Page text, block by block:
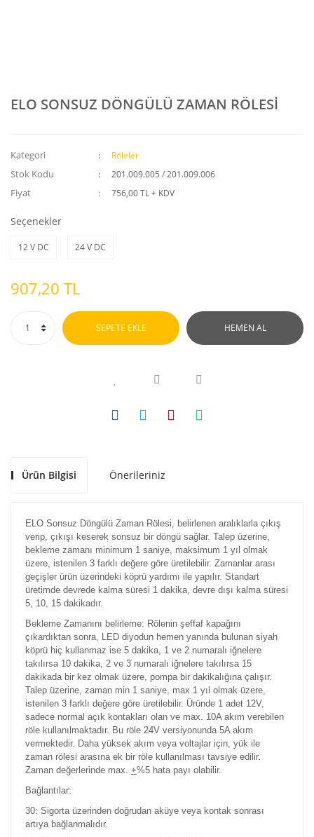
ELO SONSUZ DÖNGÜLÜ ZAMAN RÖLESİ
Kategori Röleler
Stok Kodu 201.009.005 / 201.009.006
Fiyat 756,00 TL + KDV
Seçenekler
12 V DC 24 V DC
907,20 TL
SEPETE EKLE HEMEN AL
Ürün Bilgisi Önerileriniz
ELO Sonsuz Döngülü Zaman Rölesi, belirlenen aralıklarla çıkış
verip, çıkışı keserek sonsuz bir döngü sağlar. Talep üzerine,
bekleme zamanı minimum 1 saniye, maksimum 1 yıl olmak
üzere, istenilen 3 farklı değere göre üretilebilir. Zamanlar arası
geçişler ürün üzerindeki köprü yardımı ile yapılır. Standart
üretimde devrede kalma süresi 1 dakika, devre dışı kalma süresi
5, 10, 15 dakikadır.
Bekleme Zamanını belirleme: Rölenin şeffaf kapağını
çıkardıktan sonra, LED diyodun hemen yanında bulunan siyah
köprü hiç kullanmaz ise 5 dakika, 1 ve 2 numaralı iğnelere
takılırsa 10 dakika, 2 ve 3 numaralı iğnelere takılırsa 15
dakikada bir kez olmak üzere, pompa bir dakikalığına çalışır.
Talep üzerine, zaman min 1 saniye, max 1 yıl olmak üzere,
istenilen 3 farklı değere göre üretilebilir. Üründe 1 adet 12V,
sadece normal açık kontakları olan ve max. 10A akım verebilen
röle kullanılmaktadır. Bu röle 24V versiyonunda 5A akım
vermektedir. Daha yüksek akım veya voltajlar için, yük ile
zaman rölesi arasına ek bir röle kullanılması tavsiye edilir.
Zaman değerlerinde max. +%5 hata payı olabilir.
Bağlantılar:
30: Sigorta üzerinden doğrudan aküye veya kontak sonrası
artıya bağlanmalıdır.